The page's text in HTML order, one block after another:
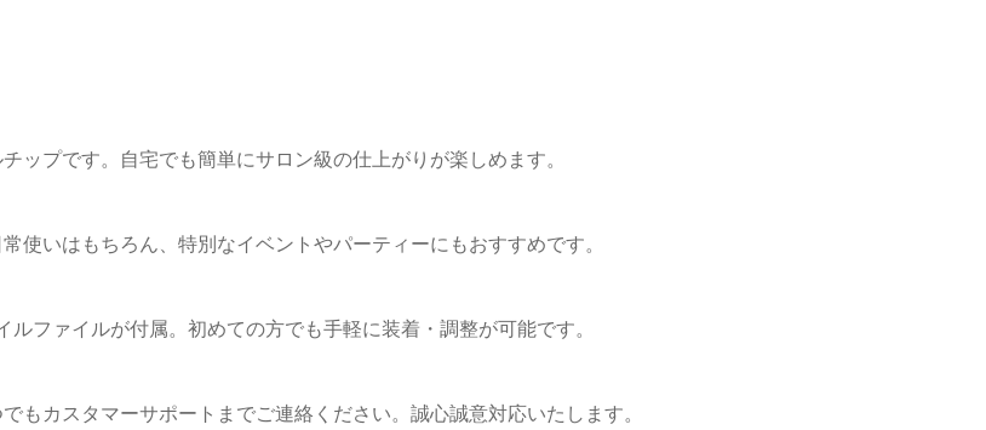
ップです。自宅でも簡単にサロン級の仕上がりが楽しめます。
使いはもちろん、特別なイベントやパーティーにもおすすめです。
ファイルが付属。初めての方でも手軽に装着・調整が可能です。
もカスタマーサポートまでご連絡ください。誠心誠意対応いたします。